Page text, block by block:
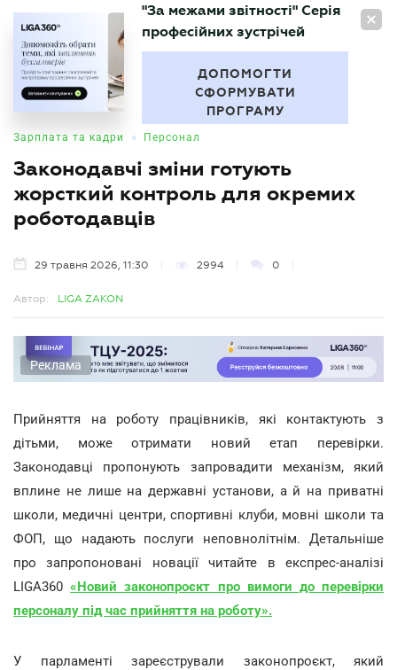
UA
БУХГАЛТЕР
"За межами звітності" Серія
професійних зустрічей
ДОПОМОГТИ
СФОРМУВАТИ
ПРОГРАМУ
Зарплата та кадри • Персонал
Законодавчі зміни готують
жорсткий контроль для окремих
роботодавців
29 травня 2026, 11:30 2994 0
Автор: LIGA ZAKON
Реклама
Прийняття на роботу працівників, які контактують з
дітьми, може отримати новий етап перевірки.
Законодавці пропонують запровадити механізм, який
вплине не лише на державні установи, а й на приватні
школи, медичні центри, спортивні клуби, мовні школи та
ФОП, що надають послуги неповнолітнім. Детальніше
про запропоновані новації читайте в експрес-аналізі
LIGA360«Новий законопроєкт про вимоги до перевірки
персоналу під час прийняття на роботу».
У парламенті зареєстрували законопроєкт, який